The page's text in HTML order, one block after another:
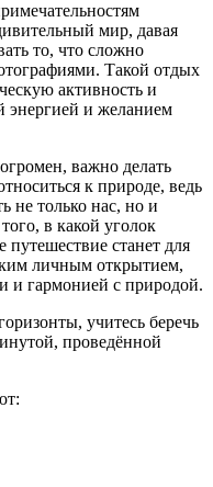
мир, давая
то, что сложно
Такой отдых
активность и
энергией и желанием
важно делать
к природе, ведь
не только нас, но и
в какой уголок
путешествие станет для
личным открытием,
и гармонией с природой.
учитесь беречь
проведённой